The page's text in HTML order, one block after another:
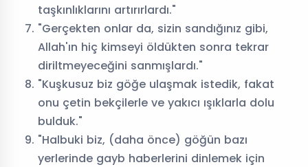
taşkınlıklarını artırırlardı."
"Gerçekten onlar da, sizin sandığınız gibi,
Allah'ın hiç kimseyi öldükten sonra tekrar
diriltmeyeceğini sanmışlardı."
"Kuşkusuz biz göğe ulaşmak istedik, fakat
onu çetin bekçilerle ve yakıcı ışıklarla dolu
bulduk."
"Halbuki biz, (daha önce) göğün bazı
yerlerinde gayb haberlerini dinlemek için